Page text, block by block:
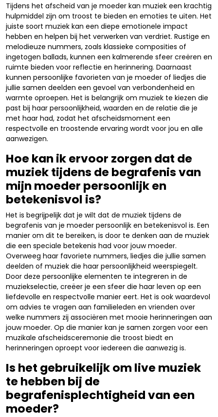
Tijdens het afscheid van je moeder kan muziek een krachtig
hulpmiddel zijn om troost te bieden en emoties te uiten. Het
juiste soort muziek kan een diepe emotionele impact
hebben en helpen bij het verwerken van verdriet. Rustige en
melodieuze nummers, zoals klassieke composities of
ingetogen ballads, kunnen een kalmerende sfeer creëren en
ruimte bieden voor reflectie en herinnering. Daarnaast
kunnen persoonlijke favorieten van je moeder of liedjes die
jullie samen deelden een gevoel van verbondenheid en
warmte oproepen. Het is belangrijk om muziek te kiezen die
past bij haar persoonlijkheid, waarden en de relatie die je
met haar had, zodat het afscheidsmoment een
respectvolle en troostende ervaring wordt voor jou en alle
aanwezigen.
Hoe kan ik ervoor zorgen dat de
muziek tijdens de begrafenis van
mijn moeder persoonlijk en
betekenisvol is?
Het is begrijpelijk dat je wilt dat de muziek tijdens de
begrafenis van je moeder persoonlijk en betekenisvol is. Een
manier om dit te bereiken, is door te denken aan de muziek
die een speciale betekenis had voor jouw moeder.
Overweeg haar favoriete nummers, liedjes die jullie samen
deelden of muziek die haar persoonlijkheid weerspiegelt.
Door deze persoonlijke elementen te integreren in de
muziekselectie, creëer je een sfeer die haar leven op een
liefdevolle en respectvolle manier eert. Het is ook waardevol
om advies te vragen aan familieleden en vrienden over
welke nummers zij associëren met mooie herinneringen aan
jouw moeder. Op die manier kan je samen zorgen voor een
muzikale afscheidsceremonie die troost biedt en
herinneringen oproept voor iedereen die aanwezig is.
Is het gebruikelijk om live muziek
te hebben bij de
begrafenisplechtigheid van een
moeder?